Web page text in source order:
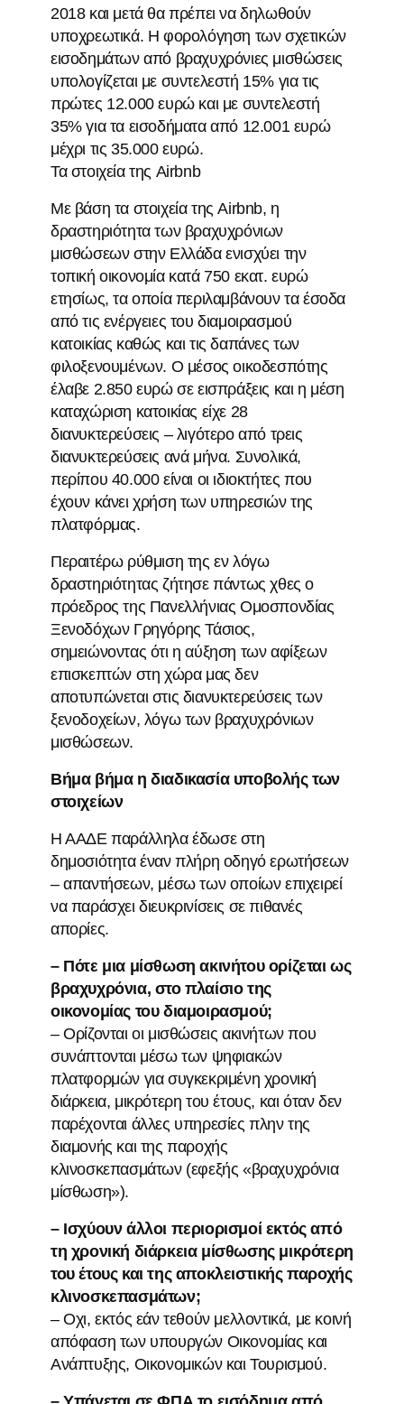
2018 και μετά θα πρέπει να δηλωθούν
υποχρεωτικά. Η φορολόγηση των σχετικών
εισοδημάτων από βραχυχρόνιες μισθώσεις
υπολογίζεται με συντελεστή 15% για τις
πρώτες 12.000 ευρώ και με συντελεστή
35% για τα εισοδήματα από 12.001 ευρώ
μέχρι τις 35.000 ευρώ.
Τα στοιχεία της Airbnb
Με βάση τα στοιχεία της Airbnb, η
δραστηριότητα των βραχυχρόνιων
μισθώσεων στην Ελλάδα ενισχύει την
τοπική οικονομία κατά 750 εκατ. ευρώ
ετησίως, τα οποία περιλαμβάνουν τα έσοδα
από τις ενέργειες του διαμοιρασμού
κατοικίας καθώς και τις δαπάνες των
φιλοξενουμένων. Ο μέσος οικοδεσπότης
έλαβε 2.850 ευρώ σε εισπράξεις και η μέση
καταχώριση κατοικίας είχε 28
διανυκτερεύσεις – λιγότερο από τρεις
διανυκτερεύσεις ανά μήνα. Συνολικά,
περίπου 40.000 είναι οι ιδιοκτήτες που
έχουν κάνει χρήση των υπηρεσιών της
πλατφόρμας.
Περαιτέρω ρύθμιση της εν λόγω
δραστηριότητας ζήτησε πάντως χθες ο
πρόεδρος της Πανελλήνιας Ομοσπονδίας
Ξενοδόχων Γρηγόρης Τάσιος,
σημειώνοντας ότι η αύξηση των αφίξεων
επισκεπτών στη χώρα μας δεν
αποτυπώνεται στις διανυκτερεύσεις των
ξενοδοχείων, λόγω των βραχυχρόνιων
μισθώσεων.
Βήμα βήμα η διαδικασία υποβολής των
στοιχείων
Η ΑΑΔΕ παράλληλα έδωσε στη
δημοσιότητα έναν πλήρη οδηγό ερωτήσεων
– απαντήσεων, μέσω των οποίων επιχειρεί
να παράσχει διευκρινίσεις σε πιθανές
απορίες.
– Πότε μια μίσθωση ακινήτου ορίζεται ως
βραχυχρόνια, στο πλαίσιο της
οικονομίας του διαμοιρασμού;
– Ορίζονται οι μισθώσεις ακινήτων που
συνάπτονται μέσω των ψηφιακών
πλατφορμών για συγκεκριμένη χρονική
διάρκεια, μικρότερη του έτους, και όταν δεν
παρέχονται άλλες υπηρεσίες πλην της
διαμονής και της παροχής
κλινοσκεπασμάτων (εφεξής «βραχυχρόνια
μίσθωση»).
– Ισχύουν άλλοι περιορισμοί εκτός από
τη χρονική διάρκεια μίσθωσης μικρότερη
του έτους και της αποκλειστικής παροχής
κλινοσκεπασμάτων;
– Οχι, εκτός εάν τεθούν μελλοντικά, με κοινή
απόφαση των υπουργών Οικονομίας και
Ανάπτυξης, Οικονομικών και Τουρισμού.